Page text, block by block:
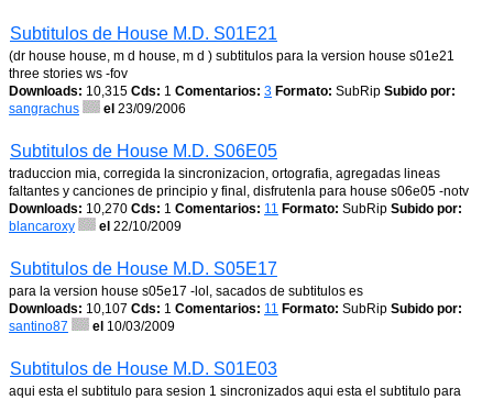
Subtitulos de House M.D. S01E21
(dr house house, m d house, m d ) subtitulos para la version house s01e21
three stories ws -fov
Downloads: 10,315 Cds: 1 Comentarios: 3 Formato: SubRip Subido por:
sangrachus
el 23/09/2006
Subtitulos de House M.D. S06E05
traduccion mia, corregida la sincronizacion, ortografia, agregadas lineas
faltantes y canciones de principio y final, disfrutenla para house s06e05 -notv
Downloads: 10,270 Cds: 1 Comentarios: 11 Formato: SubRip Subido por:
blancaroxy
el 22/10/2009
Subtitulos de House M.D. S05E17
para la version house s05e17 -lol, sacados de subtitulos es
Downloads: 10,107 Cds: 1 Comentarios: 11 Formato: SubRip Subido por:
santino87
el 10/03/2009
Subtitulos de House M.D. S01E03
aqui esta el subtitulo para sesion 1 sincronizados aqui esta el subtitulo para